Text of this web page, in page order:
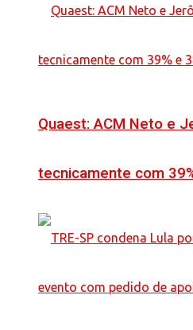
Quaest: ACM Neto e
tecnicamente com